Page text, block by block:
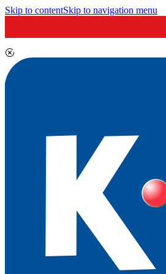
Skip to contentSkip to navigation menu